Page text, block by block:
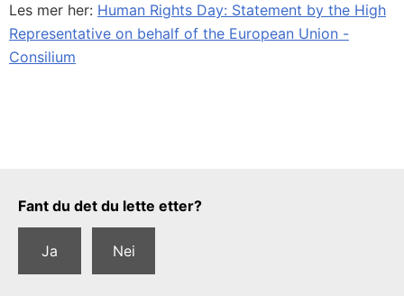
Les mer her: Human Rights Day: Statement by the High
Representative on behalf of the European Union -
Consilium
Tilbakemeldingsskjema
Fant du det du lette etter?
Ja Nei